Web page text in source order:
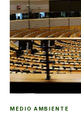
MEDIO AMBIENTE